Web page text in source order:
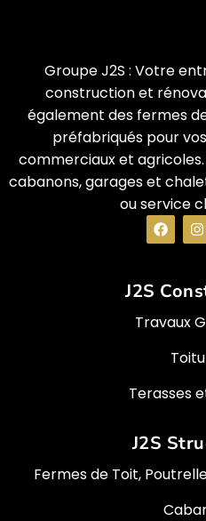
Groupe J2S : Votre
construction et
également des fermes
préfabriqués pour
commerciaux et
cabanons, garages et
ou service
J2S
Travaux
Terasses
J2S
Fermes de Toit,